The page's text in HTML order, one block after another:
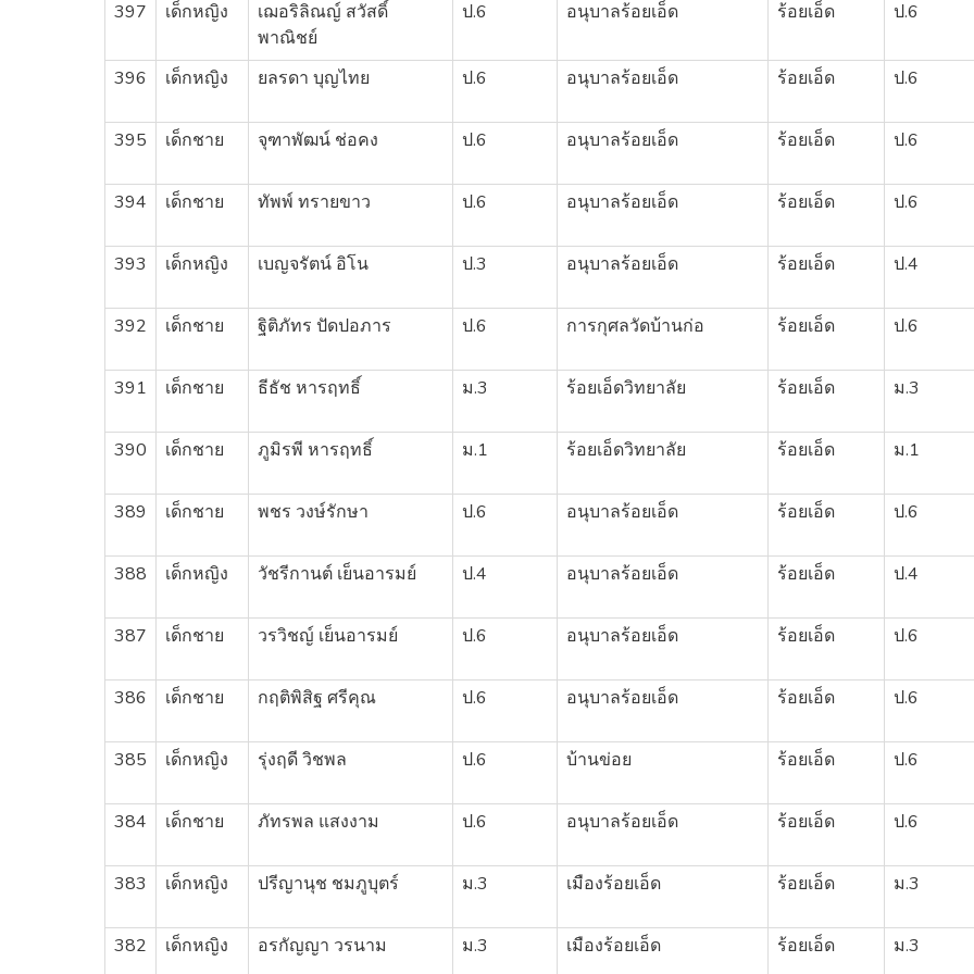
397 เด็กหญิง
เฌอริลิณญ์ สวัสดิ์
พาณิชย์
ป.6 อนุบาลร้อยเอ็ด ร้อยเอ็ด ป.6
396 เด็กหญิง ยลรดา บุญไทย ป.6 อนุบาลร้อยเอ็ด ร้อยเอ็ด ป.6
395 เด็กชาย จุฑาพัฒน์ ช่อคง ป.6 อนุบาลร้อยเอ็ด ร้อยเอ็ด ป.6
394 เด็กชาย ทัพพ์ ทรายขาว ป.6 อนุบาลร้อยเอ็ด ร้อยเอ็ด ป.6
393 เด็กหญิง เบญจรัตน์ อิโน ป.3 อนุบาลร้อยเอ็ด ร้อยเอ็ด ป.4
392 เด็กชาย ฐิติภัทร ปัดปอภาร ป.6 การกุศลวัดบ้านก่อ ร้อยเอ็ด ป.6
391 เด็กชาย ธีธัช หารฤทธิ์ ม.3 ร้อยเอ็ดวิทยาลัย ร้อยเอ็ด ม.3
390 เด็กชาย ภูมิรพี หารฤทธิ์ ม.1 ร้อยเอ็ดวิทยาลัย ร้อยเอ็ด ม.1
389 เด็กชาย พชร วงษ์รักษา ป.6 อนุบาลร้อยเอ็ด ร้อยเอ็ด ป.6
388 เด็กหญิง วัชรีกานต์ เย็นอารมย์ ป.4 อนุบาลร้อยเอ็ด ร้อยเอ็ด ป.4
387 เด็กชาย วรวิชญ์ เย็นอารมย์ ป.6 อนุบาลร้อยเอ็ด ร้อยเอ็ด ป.6
386 เด็กชาย กฤติพิสิฐ ศรีคุณ ป.6 อนุบาลร้อยเอ็ด ร้อยเอ็ด ป.6
385 เด็กหญิง รุ่งฤดี วิชพล ป.6 บ้านข่อย ร้อยเอ็ด ป.6
384 เด็กชาย ภัทรพล แสงงาม ป.6 อนุบาลร้อยเอ็ด ร้อยเอ็ด ป.6
383 เด็กหญิง ปรีญานุช ชมภูบุตร์ ม.3 เมืองร้อยเอ็ด ร้อยเอ็ด ม.3
382 เด็กหญิง อรกัญญา วรนาม ม.3 เมืองร้อยเอ็ด ร้อยเอ็ด ม.3